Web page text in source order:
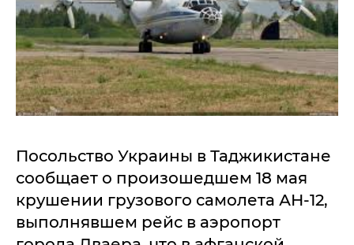
Посольство Украины в Таджикистане
сообщает о произошедшем 18 мая
крушении грузового самолета АН-12,
выполнявшем рейс в аэропорт